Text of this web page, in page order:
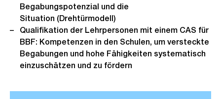
Begabungspotenzial und die
Situation (Drehtürmodell)
Qualifikation der Lehrpersonen mit einem CAS für
BBF: Kompetenzen in den Schulen, um versteckte
Begabungen und hohe Fähigkeiten systematisch
einzuschätzen und zu fördern